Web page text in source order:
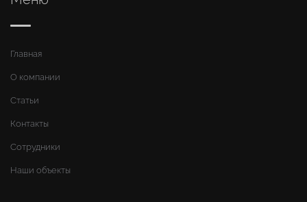
Главная
О компании
Статьи
Контакты
Сотрудники
Наши объекты